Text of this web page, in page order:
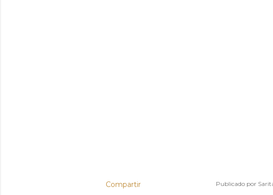
Compartir Publicado por